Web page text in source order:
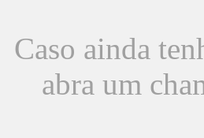
Caso ainda
abra um